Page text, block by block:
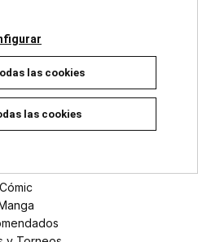
Marvel
DC
Cómic
las cookies
las cookies